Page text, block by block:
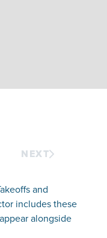
NEXT
and
includes these
alongside